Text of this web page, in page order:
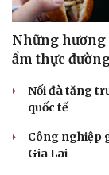
Văn học
Âm nhạc
Di sản
Những hương
ẩm thực
Nối đà tăng
quốc tế
Công nghiệp
Gia Lai